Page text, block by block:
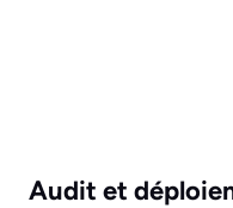
Audit et